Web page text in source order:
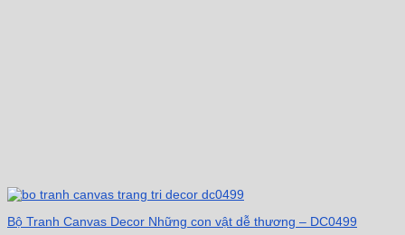
Bộ Tranh Canvas Decor Những con vật dễ thương – DC0499